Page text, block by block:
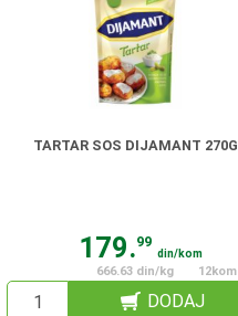
TARTAR SOS DIJAMANT 270G
179.99
din/kom
666.63 din/kg
12kom
DODAJ